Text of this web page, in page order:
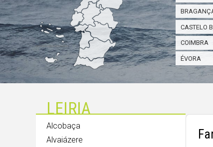
CASTELO
COIMBRA
ÉVORA
LEIRIA
Alcobaça
Alvaiázere